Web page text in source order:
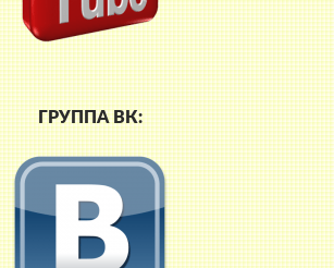
ГРУППА ВК: